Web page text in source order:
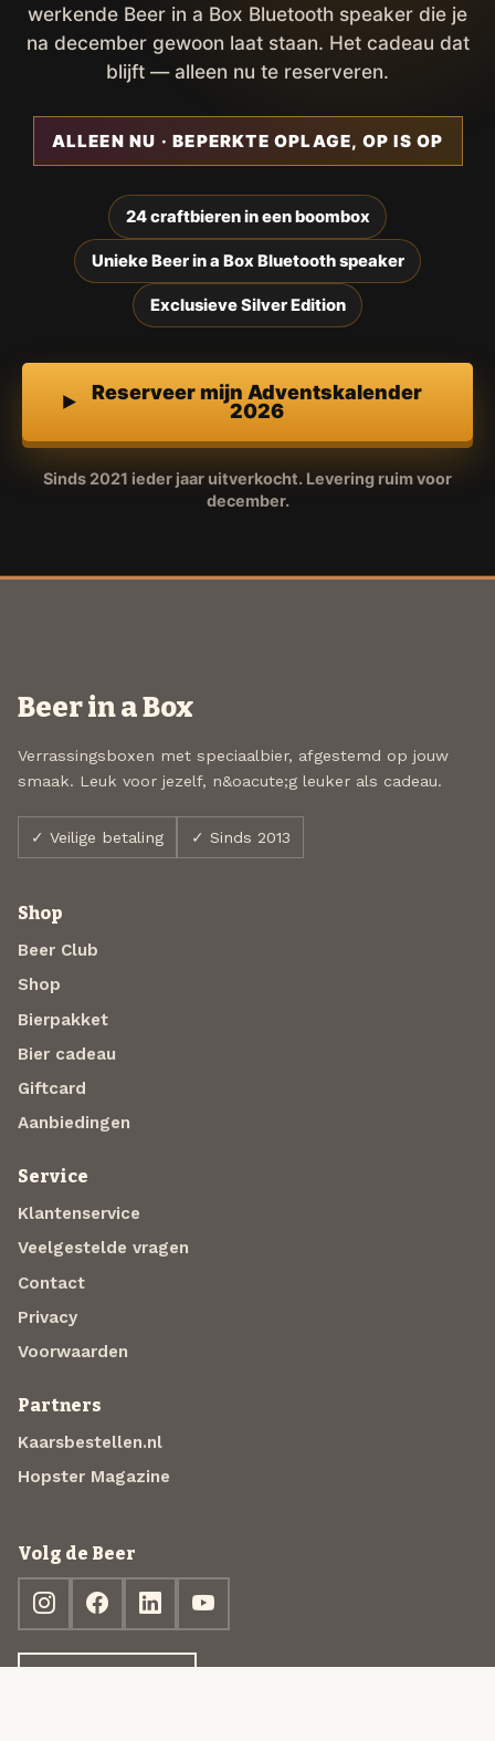
werkende Beer in a Box Bluetooth speaker die je
na december gewoon laat staan. Het cadeau dat
blijft — alleen nu te reserveren.
ALLEEN NU · BEPERKTE OPLAGE, OP IS OP
24 craftbieren in een boombox
Unieke Beer in a Box Bluetooth speaker
Exclusieve Silver Edition
Reserveer mijn Adventskalender
2026
Sinds 2021 ieder jaar uitverkocht. Levering ruim voor
december.
Beer in a Box
Verrassingsboxen met speciaalbier, afgestemd op jouw
smaak. Leuk voor jezelf, n&oacute;g leuker als cadeau.
✓ Veilige betaling ✓ Sinds 2013
Shop
Beer Club
Shop
Bierpakket
Bier cadeau
Giftcard
Aanbiedingen
Service
Klantenservice
Veelgestelde vragen
Contact
Privacy
Voorwaarden
Partners
Kaarsbestellen.nl
Hopster Magazine
Volg de Beer